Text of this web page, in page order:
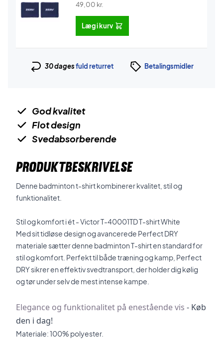
49,00 kr.
Læg i kurv
30 dagesfuld returret Betalingsmidler
God kvalitet
Flot design
Svedabsorberende
PRODUKTBESKRIVELSE
Denne badminton t-shirt kombinerer kvalitet, stil og
funktionalitet.
Stil og komfort i ét - Victor T-40001TD T-shirt White
Med sit tidløse design og avancerede Perfect DRY
materiale sætter denne badminton T-shirt en standard for
stil og komfort. Perfekt til både træning og kamp, Perfect
DRY sikrer en effektiv svedtransport, der holder dig kølig
og tør under selv de mest intense kampe.
Elegance og funktionalitet på enestående vis - Køb
den i dag!
Materiale: 100% polyester.